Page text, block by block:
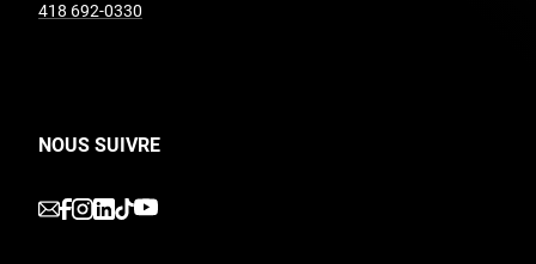
418 692-0330
NOUS SUIVRE
undefined
undefined
undefined
undefined
undefined